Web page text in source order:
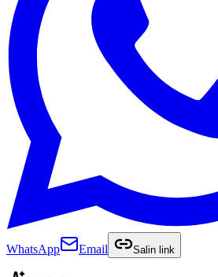
WhatsApp Email Salin link